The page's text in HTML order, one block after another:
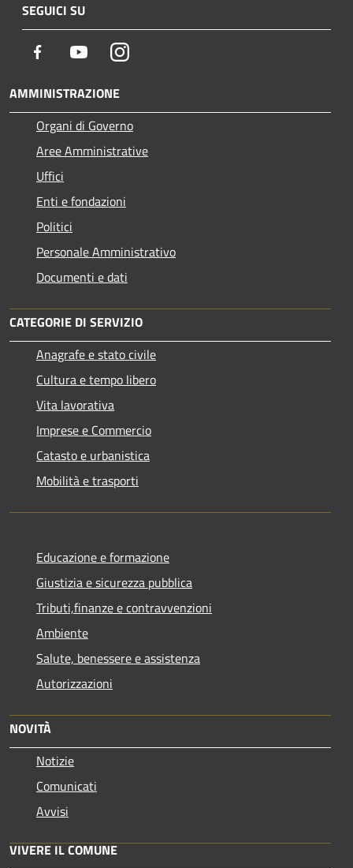
SEGUICI SU
Facebook YoutubeInstagram
AMMINISTRAZIONE
Organi di Governo
Aree Amministrative
Uffici
Enti e fondazioni
Politici
Personale Amministrativo
Documenti e dati
CATEGORIE DI SERVIZIO
Anagrafe e stato civile
Cultura e tempo libero
Vita lavorativa
Imprese e Commercio
Catasto e urbanistica
Mobilità e trasporti
Educazione e formazione
Giustizia e sicurezza pubblica
Tributi,finanze e contravvenzioni
Ambiente
Salute, benessere e assistenza
Autorizzazioni
NOVITÀ
Notizie
Comunicati
Avvisi
VIVERE IL COMUNE